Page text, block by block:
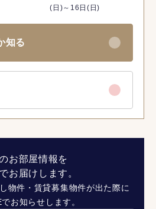
(日)～16日(日)
知る
お部屋情報を
お届けします。
物件・賃貸募集物件が出た際に
お知らせします。